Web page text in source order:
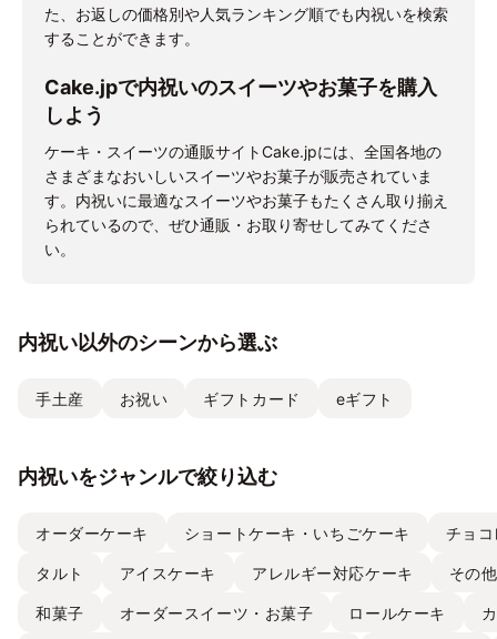
た、お返しの価格別や人気ランキング順でも内祝いを検索
することができます。
Cake.jpで内祝いのスイーツやお菓子を購入
しよう
ケーキ・スイーツの通販サイトCake.jpには、全国各地の
さまざまなおいしいスイーツやお菓子が販売されていま
す。内祝いに最適なスイーツやお菓子もたくさん取り揃え
られているので、ぜひ通販・お取り寄せしてみてくださ
い。
内祝い以外のシーンから選ぶ
手土産 お祝い ギフトカード eギフト
内祝いをジャンルで絞り込む
オーダーケーキ ショートケーキ・いちごケーキ チョ
タルト アイスケーキ アレルギー対応ケーキ その
和菓子 オーダースイーツ・お菓子 ロールケーキ